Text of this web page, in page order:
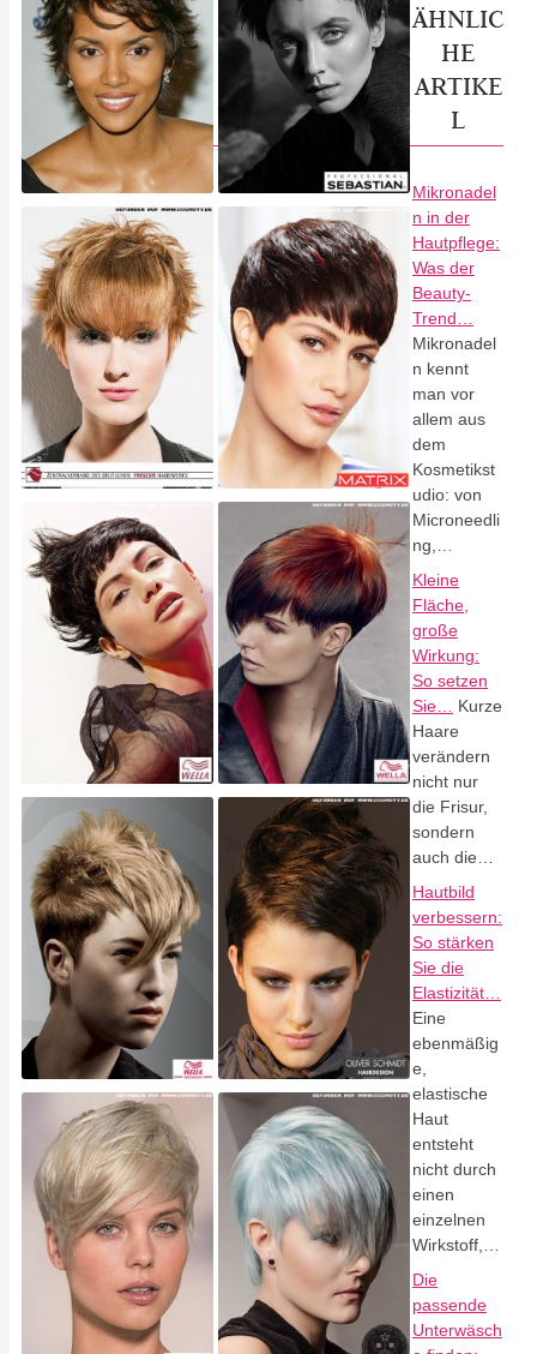
ÄHNLIC
HE
ARTIKE
L
Mikronadel
n in der
Hautpflege:
Was der
Beauty-
Trend…
Mikronadel
n kennt
man vor
allem aus
dem
Kosmetikst
udio: von
Microneedli
ng,…
Kleine
Fläche,
große
Wirkung:
So setzen
Sie…
Kurze
Haare
verändern
nicht nur
die Frisur,
sondern
auch die…
Hautbild
verbessern:
So stärken
Sie die
Elastizität…
Eine
ebenmäßig
e,
elastische
Haut
entsteht
nicht durch
einen
einzelnen
Wirkstoff,…
Die
passende
Unterwäsch